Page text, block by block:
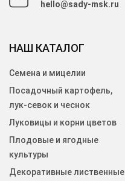
hello@sady-msk.ru
НАШ КАТАЛОГ
Семена и мицелии
Посадочный картофель,
лук-севок и чеснок
Луковицы и корни цветов
Плодовые и ягодные
культуры
Декоративные лиственные